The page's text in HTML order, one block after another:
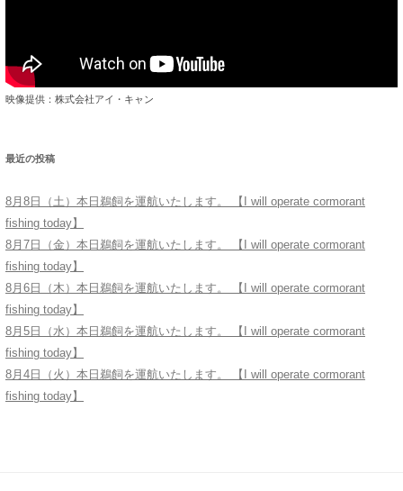
映像提供：株式会社アイ・キャン
最近の投稿
8月8日（土）本日鵜飼を運航いたします。 【I will operate cormorant
fishing today】
8月7日（金）本日鵜飼を運航いたします。 【I will operate cormorant
fishing today】
8月6日（木）本日鵜飼を運航いたします。 【I will operate cormorant
fishing today】
8月5日（水）本日鵜飼を運航いたします。 【I will operate cormorant
fishing today】
8月4日（火）本日鵜飼を運航いたします。 【I will operate cormorant
fishing today】